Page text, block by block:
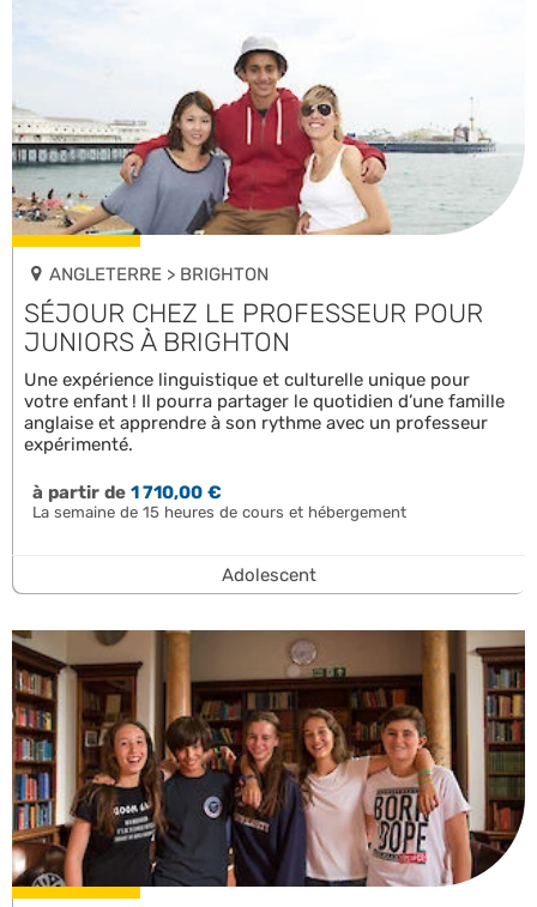
ANGLETERRE > BRIGHTON
SÉJOUR CHEZ LE PROFESSEUR POUR
JUNIORS À BRIGHTON
Une expérience linguistique et culturelle unique pour
votre enfant ! Il pourra partager le quotidien d’une famille
anglaise et apprendre à son rythme avec un professeur
expérimenté.
à partir de1 710,00 €
La semaine de 15 heures de cours et hébergement
Adolescent